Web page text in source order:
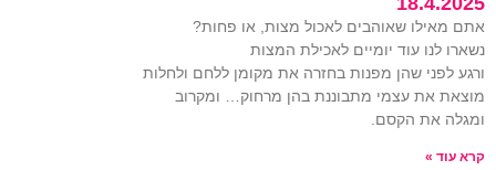
אתם מאילו שאוהבים לאכול מצות, או פחות?
נשארו לנו עוד יומיים לאכילת המצות
ורגע לפני שהן מפנות בחזרה את מקומן ללחם ולחלות
מוצאת את עצמי מתבוננת בהן מרחוק… ומקרוב
ומגלה את הקסם.
קרא עוד »